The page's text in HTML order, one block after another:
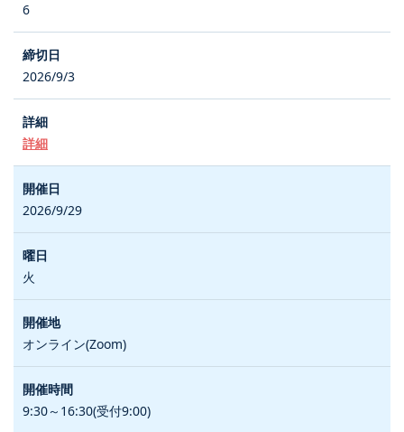
6
2026/9/3
詳細
2026/9/29
火
オンライン(Zoom)
9:30～16:30(受付9:00)